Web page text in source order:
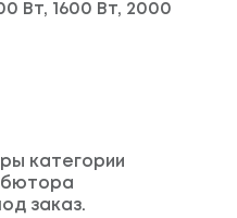
Вт, 1600 Вт, 2000
категории
заказ.